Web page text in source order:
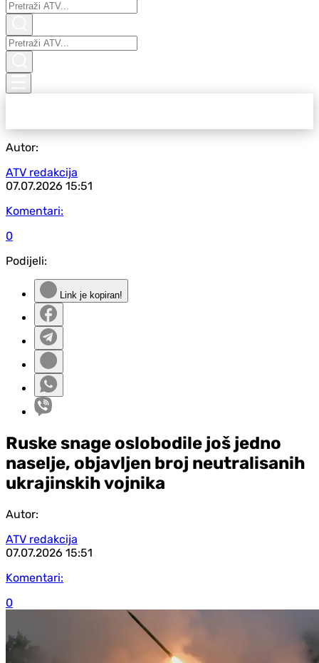
Autor:
ATV redakcija
07.07.2026 15:51
Komentari:
0
Podijeli:
Link je kopiran!
Ruske snage oslobodile još jedno
naselje, objavljen broj neutralisanih
ukrajinskih vojnika
Autor:
ATV redakcija
07.07.2026 15:51
Komentari:
0